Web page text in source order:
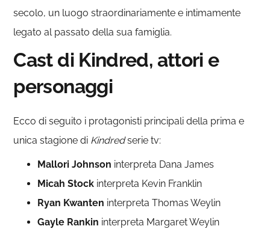
secolo, un luogo straordinariamente e intimamente
legato al passato della sua famiglia.
Cast di Kindred, attori e
personaggi
Ecco di seguito i protagonisti principali della prima e
unica stagione di Kindredserie tv:
Mallori Johnson interpreta Dana James
Micah Stock interpreta Kevin Franklin
Ryan Kwanten interpreta Thomas Weylin
Gayle Rankin interpreta Margaret Weylin